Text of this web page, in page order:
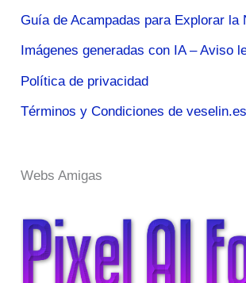
Guía de Acampadas para Explorar la
Imágenes generadas con IA – Aviso
Política de privacidad
Términos y Condiciones de veselin.es
Webs Amigas